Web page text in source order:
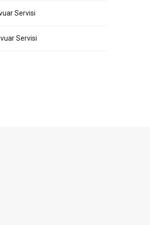
Servisi
Servisi